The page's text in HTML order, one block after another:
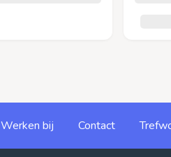
Werken bij Contact